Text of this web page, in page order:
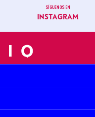
SÍGUENOS EN
INSTAGRAM